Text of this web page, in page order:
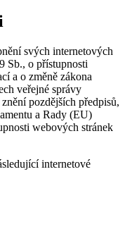
svých internetových
Sb., o přístupnosti
a o změně zákona
veřejné správy
pozdějších předpisů,
a Rady (EU)
webových stránek
internetové